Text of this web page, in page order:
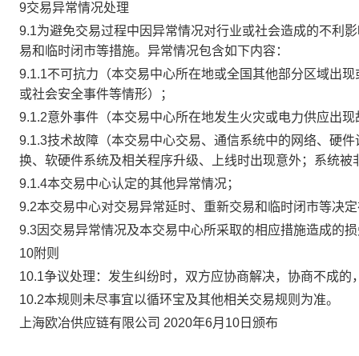
9交易异常情况处理
9.1为避免交易过程中因异常情况对行业或社会造成的不利
易和临时闭市等措施。异常情况包含如下内容：
9.1.1不可抗力（本交易中心所在地或全国其他部分区域出
或社会安全事件等情形）；
9.1.2意外事件（本交易中心所在地发生火灾或电力供应出
9.1.3技术故障（本交易中心交易、通信系统中的网络、硬
换、软硬件系统及相关程序升级、上线时出现意外；系统
9.1.4本交易中心认定的其他异常情况；
9.2本交易中心对交易异常延时、重新交易和临时闭市等决
9.3因交易异常情况及本交易中心所采取的相应措施造成的
10附则
10.1争议处理：发生纠纷时，双方应协商解决，协商不成
10.2本规则未尽事宜以循环宝及其他相关交易规则为准。
上海欧冶供应链有限公司 2020年6月10日颁布